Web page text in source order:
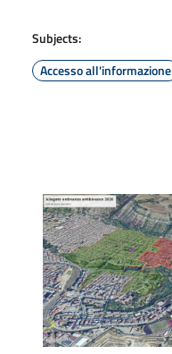
Subjects:
Accesso all'informazione